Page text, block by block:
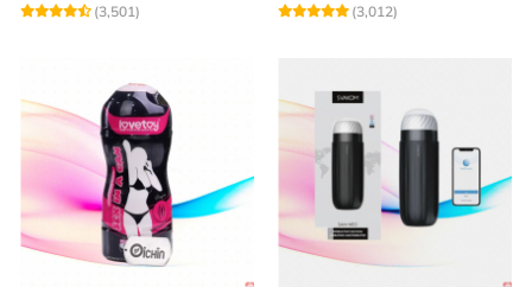
(3,501)
(3,012)